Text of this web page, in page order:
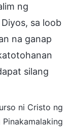
ng
sa loob
na ganap
silang
ni Cristo ng